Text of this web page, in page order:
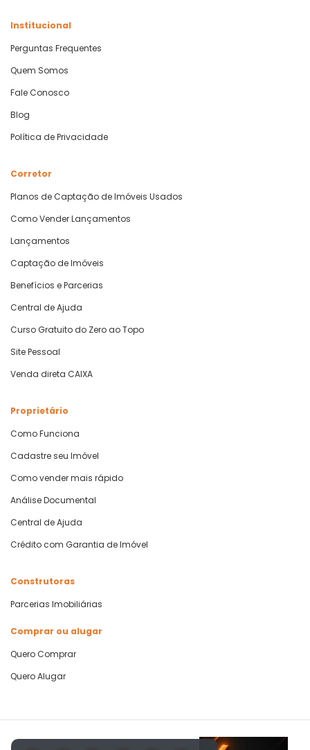
Institucional
Perguntas Frequentes
Quem Somos
Fale Conosco
Blog
Política de Privacidade
Corretor
Planos de Captação de Imóveis Usados
Como Vender Lançamentos
Lançamentos
Captação de Imóveis
Benefícios e Parcerias
Central de Ajuda
Curso Gratuito do Zero ao Topo
Site Pessoal
Venda direta CAIXA
Proprietário
Como Funciona
Cadastre seu Imóvel
Como vender mais rápido
Análise Documental
Central de Ajuda
Crédito com Garantia de Imóvel
Construtoras
Parcerias Imobiliárias
Comprar ou alugar
Quero Comprar
Quero Alugar